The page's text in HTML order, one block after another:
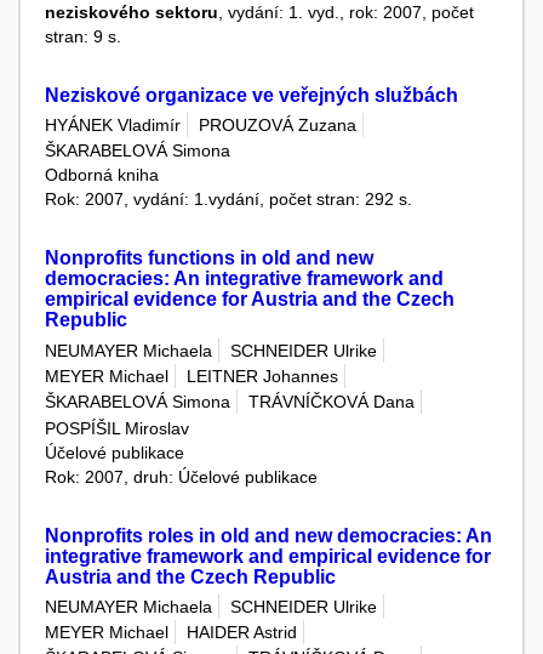
neziskového sektoru , vydání: 1. vyd., rok: 2007, počet
stran: 9 s.
Neziskové organizace ve veřejných službách
HYÁNEK Vladimír
PROUZOVÁ Zuzana
ŠKARABELOVÁ Simona
Odborná kniha
Rok: 2007, vydání: 1.vydání, počet stran: 292 s.
Nonprofits functions in old and new
democracies: An integrative framework and
empirical evidence for Austria and the Czech
Republic
NEUMAYER Michaela
SCHNEIDER Ulrike
MEYER Michael
LEITNER Johannes
ŠKARABELOVÁ Simona
TRÁVNÍČKOVÁ Dana
POSPÍŠIL Miroslav
Účelové publikace
Rok: 2007, druh: Účelové publikace
Nonprofits roles in old and new democracies: An
integrative framework and empirical evidence for
Austria and the Czech Republic
NEUMAYER Michaela
SCHNEIDER Ulrike
MEYER Michael
HAIDER Astrid